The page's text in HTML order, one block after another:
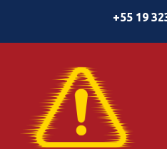
+55 19